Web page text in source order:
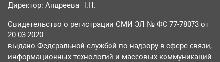
Директор: Андреева Н.Н.
Свидетельство о регистрации СМИ ЭЛ № ФС 77-78073 от
20.03.2020
выдано Федеральной службой по надзору в сфере связи,
информационных технологий и массовых коммуникаций